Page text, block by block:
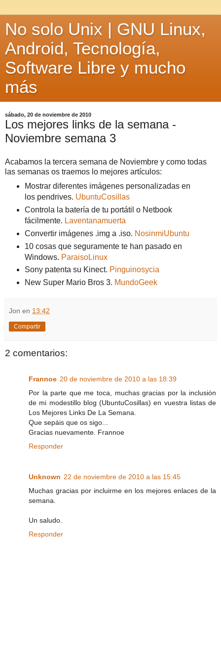
No solo Unix | GNU Linux,
Android, Tecnología,
Software Libre y mucho
más
sábado, 20 de noviembre de 2010
Los mejores links de la semana -
Noviembre semana 3
Acabamos la tercera semana de Noviembre y como todas
las semanas os traemos lo mejores artículos:
Mostrar diferentes imágenes personalizadas en
los pendrives. UbuntuCosillas
Controla la batería de tu portátil o Netbook
fácilmente. Laventanamuerta
Convertir imágenes .img a .iso. NosinmiUbuntu
10 cosas que seguramente te han pasado en
Windows. ParaisoLinux
Sony patenta su Kinect. Pinguinosycia
New Super Mario Bros 3. MundoGeek
Jon en 13:42
Compartir
2 comentarios:
Frannoe 20 de noviembre de 2010 a las 18:39
Por la parte que me toca, muchas gracias por la inclusión
de mi modestillo blog (UbuntuCosillas) en vuestra listas de
Los Mejores Links De La Semana.
Que sepáis que os sigo...
Gracias nuevamente. Frannoe
Responder
Unknown 22 de noviembre de 2010 a las 15:45
Muchas gracias por incluirme en los mejores enlaces de la
semana.
Un saludo.
Responder